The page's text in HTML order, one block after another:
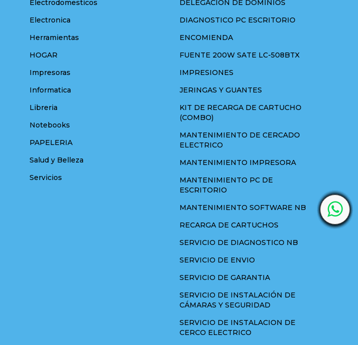
Electrodomesticos
Electronica
Herramientas
HOGAR
Impresoras
Informatica
Libreria
Notebooks
PAPELERIA
Salud y Belleza
Servicios
DELEGACION DE DOMINIOS
DIAGNOSTICO PC ESCRITORIO
ENCOMIENDA
FUENTE 200W SATE LC-508BTX
IMPRESIONES
JERINGAS Y GUANTES
KIT DE RECARGA DE CARTUCHO
(COMBO)
MANTENIMIENTO DE CERCADO
ELECTRICO
MANTENIMIENTO IMPRESORA
MANTENIMIENTO PC DE
ESCRITORIO
MANTENIMIENTO SOFTWARE NB
RECARGA DE CARTUCHOS
SERVICIO DE DIAGNOSTICO NB
SERVICIO DE ENVIO
SERVICIO DE GARANTIA
SERVICIO DE INSTALACIÓN DE
CÁMARAS Y SEGURIDAD
SERVICIO DE INSTALACION DE
CERCO ELECTRICO